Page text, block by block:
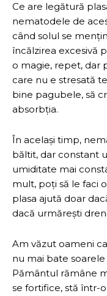
Ce are legătură
nematodele de
când solul se
încălzirea excesivă
o magie, repet, dar
care nu e stresată
bine pagubele, să
absorbția.
În același timp,
băltit, dar constant
umiditate mai
mult, poți să le faci
plasa ajută doar
dacă urmărești
Am văzut oameni
nu mai bate soarele
Pământul rămâne
se fortifice, stă într-